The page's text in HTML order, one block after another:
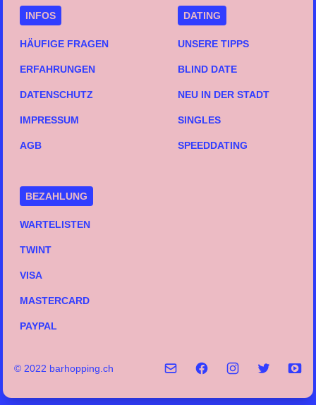
INFOS
HÄUFIGE FRAGEN
ERFAHRUNGEN
DATENSCHUTZ
IMPRESSUM
AGB
DATING
UNSERE TIPPS
BLIND DATE
NEU IN DER STADT
SINGLES
SPEEDDATING
BEZAHLUNG
WARTELISTEN
TWINT
VISA
MASTERCARD
PAYPAL
© 2022 barhopping.ch